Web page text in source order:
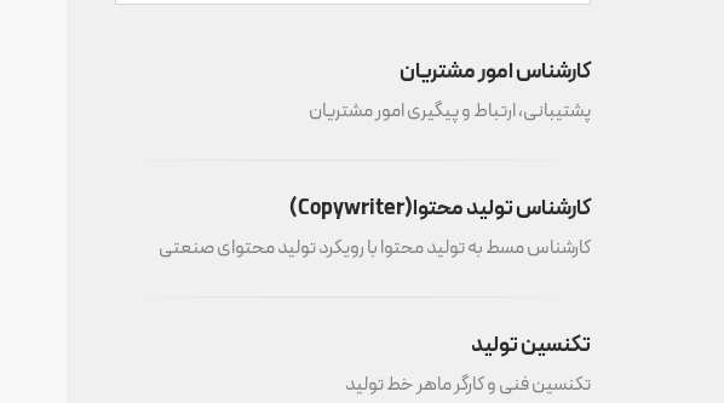
کارشناس امور مشتریان
پشتیبانی، ارتباط و پیگیری امور مشتریان
کارشناس تولید محتوا(Copywriter)
کارشناس مسط به تولید محتوا با رویکرد تولید محتوای صنعتی
تکنسین تولید
تکنسین فنی و کارگر ماهر خط تولید